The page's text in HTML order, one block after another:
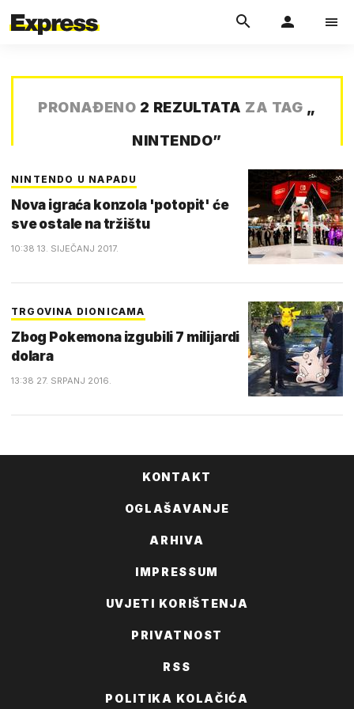
PRONAĐENO 2 REZULTATA ZA TAG „
NINTENDO”
NINTENDO U NAPADU
Nova igraća konzola 'potopit' će
sve ostale na tržištu
10:38 13. SIJEČANJ 2017.
TRGOVINA DIONICAMA
Zbog Pokemona izgubili 7 milijardi
dolara
13:38 27. SRPANJ 2016.
KONTAKT
OGLAŠAVANJE
ARHIVA
IMPRESSUM
UVJETI KORIŠTENJA
PRIVATNOST
RSS
POLITIKA KOLAČIĆA